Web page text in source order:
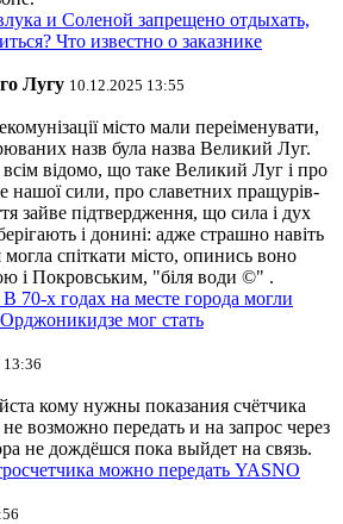
и Соленой запрещено отдыхать,
Что известно о заказнике
Лугу 10.12.2025 13:55
місто мали переіменувати,
назв була назва Великий Луг.
відомо, що таке Великий Луг і про
нашої сили, про славетних пращурів-
зайве підтвердження, що сила і дух
і донині: адже страшно навіть
спіткати місто, опинись воно
і Покровським, "біля води ©" .
70-х годах на месте города могли
мог стать
13:36
кому нужны показания счётчика
возможно передать и на запрос через
не дождёшся пока выйдет на связь.
можно передать YASNO